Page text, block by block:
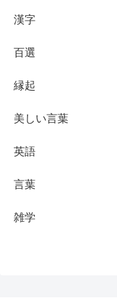
漢字
百選
縁起
美しい言葉
英語
言葉
雑学